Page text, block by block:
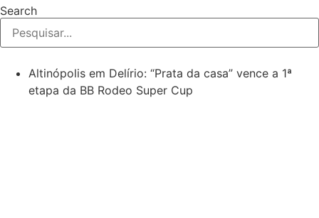
Search
Altinópolis em Delírio: “Prata da casa” vence a 1ª
etapa da BB Rodeo Super Cup